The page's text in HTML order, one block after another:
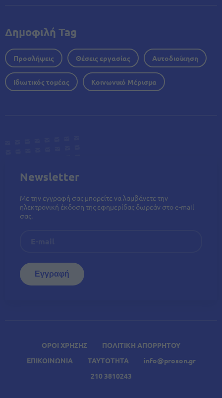
ΟΡΟΙ ΧΡΗΣΗΣ
ΠΟΛΙΤΙΚΗ ΑΠΟΡΡΗΤΟΥ
ΕΠΙΚΟΙΝΩΝΙΑ
ΤΑΥΤΟΤΗΤΑ
info@proson.gr
210 3810243
Δημοφιλή Tag
Προσλήψεις Θέσεις εργασίας Αυτοδιοίκηση
Ιδιωτικός τομέας Κοινωνικό Μέρισμα
Newsletter
Με την εγγραφή σας μπορείτε να λαμβάνετε την
ηλεκτρονική έκδοση της εφημερίδας δωρεάν στο e-mail
σας.